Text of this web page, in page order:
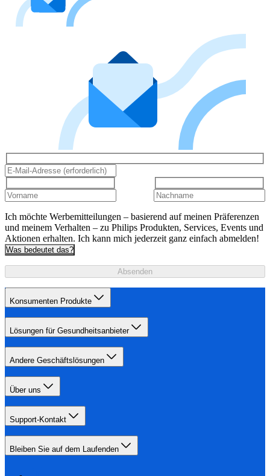
Ich möchte Werbemitteilungen – basierend auf meinen Präferenzen
und meinem Verhalten – zu Philips Produkten, Services, Events und
Aktionen erhalten. Ich kann mich jederzeit ganz einfach abmelden!
Was bedeutet das?
Absenden
Konsumenten Produkte
Lösungen für Gesundheitsanbieter
Andere Geschäftslösungen
Über uns
Support-Kontakt
Bleiben Sie auf dem Laufenden